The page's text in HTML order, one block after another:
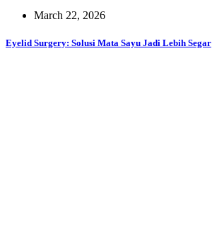
March 22, 2026
Eyelid Surgery: Solusi Mata Sayu Jadi Lebih Segar